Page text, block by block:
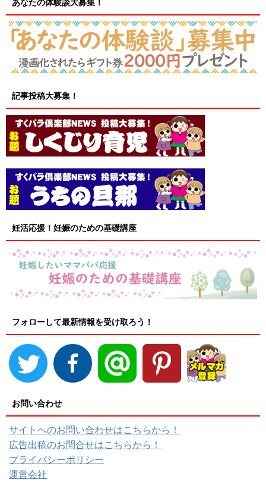
あなたの体験談大募集！
記事投稿大募集！
妊活応援！妊娠のための基礎講座
フォローして最新情報を受け取ろう！
お問い合わせ
サイトへのお問い合わせはこちらから！
広告出稿のお問合せはこちらから！
プライバシーポリシー
運営会社